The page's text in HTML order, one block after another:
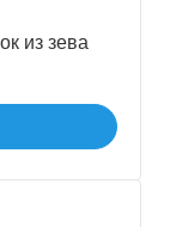
из зева